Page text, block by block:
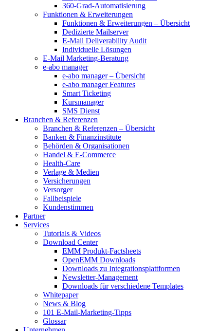
360-Grad-Automatisierung
Funktionen & Erweiterungen
Funktionen & Erweiterungen – Übersicht
Dedizierte Mailserver
E-Mail Deliverability Audit
Individuelle Lösungen
E-Mail Marketing-Beratung
e-abo manager
e-abo manager – Übersicht
e-abo manager Features
Smart Ticketing
Kursmanager
SMS Dienst
Branchen & Referenzen
Branchen & Referenzen – Übersicht
Banken & Finanzinstitute
Behörden & Organisationen
Handel & E-Commerce
Health-Care
Verlage & Medien
Versicherungen
Versorger
Fallbeispiele
Kundenstimmen
Partner
Services
Tutorials & Videos
Download Center
EMM Produkt-Factsheets
OpenEMM Downloads
Downloads zu Integrationsplattformen
Newsletter-Management
Downloads für verschiedene Templates
Whitepaper
News & Blog
101 E-Mail-Marketing-Tipps
Glossar